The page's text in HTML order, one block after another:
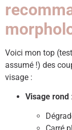
Voici mon top
assumé !) des
visage :
Visage rond :